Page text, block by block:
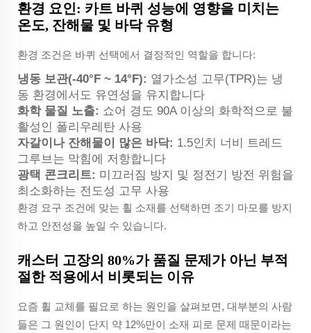
환경 요인: 카트 바퀴 성능에 영향을 미치는
온도, 잔해물 및 바닥 유형
환경 조건은 바퀴 선택에서 결정적인 역할을 합니다:
냉동 보관(-40°F ~ 14°F): 열가소성 고무(TPR)는 냉
동 환경에서도 유연성을 유지합니다
화학 물질 노출: 쇼어 경도 90A 이상의 화학적으로 불
활성인 폴리우레탄 사용
자갈이나 잔해물이 많은 바닥: 1.5인치 너비 트레드
그루브는 막힘에 저항합니다
광택 콘크리트: 미끄러짐 방지 및 정전기 방전 위험을
최소화하는 전도성 고무 사용
환경 요구 조건에 맞는 휠 소재를 선택하면 조기 마모를 방지
하고 안전성을 높일 수 있습니다.
캐스터 고장의 80%가 품질 문제가 아닌 부적
절한 적용에서 비롯되는 이유
요즘 휠 교체를 필요로 하는 원인을 살펴보면, 대부분의 사람
들은 그 원인이 단지 약 12%만이 소재 피로 문제 때문이라는